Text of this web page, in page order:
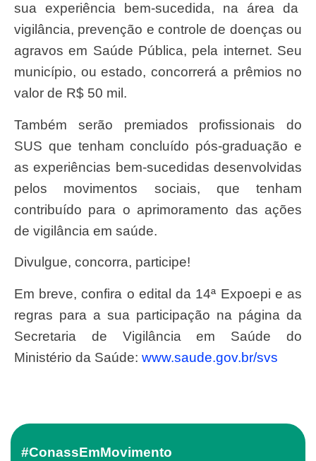
sua experiência bem-sucedida, na área da
vigilância, prevenção e controle de doenças ou
agravos em Saúde Pública, pela internet. Seu
município, ou estado, concorrerá a prêmios no
valor de R$ 50 mil.
Também serão premiados profissionais do
SUS que tenham concluído pós-graduação e
as experiências bem-sucedidas desenvolvidas
pelos movimentos sociais, que tenham
contribuído para o aprimoramento das ações
de vigilância em saúde.
Divulgue, concorra, participe!
Em breve, confira o edital da 14ª Expoepi e as
regras para a sua participação na página da
Secretaria de Vigilância em Saúde do
Ministério da Saúde: www.saude.gov.br/svs
#ConassEmMovimento